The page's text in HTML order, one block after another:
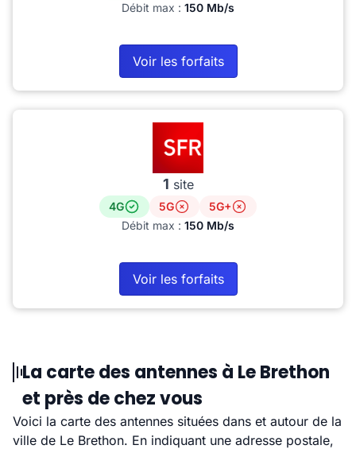
Débit max : 150 Mb/s
Voir les forfaits
1 site
4G 5G
5G+
Débit max : 150 Mb/s
Voir les forfaits
La carte des antennes à Le Brethon
et près de chez vous
Voici la carte des antennes situées dans et autour de la
ville de Le Brethon. En indiquant une adresse postale,